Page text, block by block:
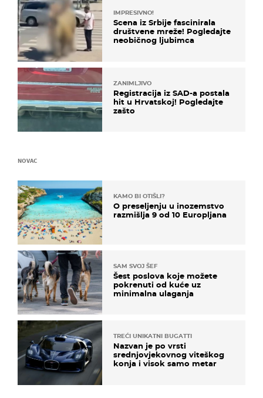
IMPRESIVNO!
Scena iz Srbije fascinirala
društvene mreže! Pogledajte
neobičnog ljubimca
ZANIMLJIVO
Registracija iz SAD-a postala
hit u Hrvatskoj! Pogledajte
zašto
NOVAC
KAMO BI OTIŠLI?
O preseljenju u inozemstvo
razmišlja 9 od 10 Europljana
SAM SVOJ ŠEF
Šest poslova koje možete
pokrenuti od kuće uz
minimalna ulaganja
TREĆI UNIKATNI BUGATTI
Nazvan je po vrsti
srednjovjekovnog viteškog
konja i visok samo metar